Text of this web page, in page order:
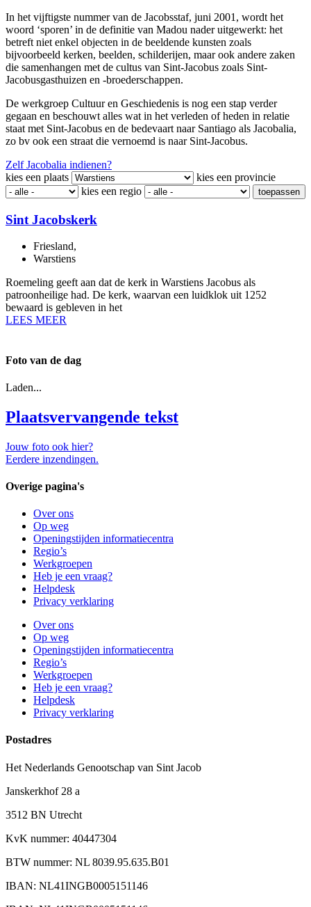
In het vijftigste nummer van de Jacobsstaf, juni 2001, wordt het
woord ‘sporen’ in de definitie van Madou nader uitgewerkt: het
betreft niet enkel objecten in de beeldende kunsten zoals
bijvoorbeeld kerken, beelden, schilderijen, maar ook andere zaken
die samenhangen met de cultus van Sint-Jacobus zoals Sint-
Jacobusgasthuizen en -broederschappen.
De werkgroep Cultuur en Geschiedenis is nog een stap verder
gegaan en beschouwt alles wat in het verleden of heden in relatie
staat met Sint-Jacobus en de bedevaart naar Santiago als Jacobalia,
zo bv ook een straat die vernoemd is naar Sint-Jacobus.
Zelf Jacobalia indienen?
kies een plaats
kies een provincie
kies een regio
toepassen
Sint Jacobskerk
Friesland,
Warstiens
Roemeling geeft aan dat de kerk in Warstiens Jacobus als
patroonheilige had. De kerk, waarvan een luidklok uit 1252
bewaard is gebleven in het
LEES MEER
Foto van de dag
Laden...
Plaatsvervangende tekst
Jouw foto ook hier?
Eerdere inzendingen.
Overige pagina's
Over ons
Op weg
Openingstijden informatiecentra
Regio’s
Werkgroepen
Heb je een vraag?
Helpdesk
Privacy verklaring
Over ons
Op weg
Openingstijden informatiecentra
Regio’s
Werkgroepen
Heb je een vraag?
Helpdesk
Privacy verklaring
Postadres
Het Nederlands Genootschap van Sint Jacob
Janskerkhof 28 a
3512 BN Utrecht
KvK nummer: 40447304
BTW nummer: NL 8039.95.635.B01
IBAN: NL41INGB0005151146